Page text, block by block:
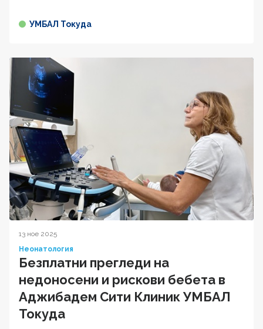
УМБАЛ Токуда
13 ное 2025
Неонатология
Безплатни прегледи на
недоносени и рискови бебета в
Аджибадем Сити Клиник УМБАЛ
Токуда